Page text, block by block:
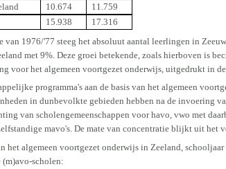
10.674
11.759
15.938
17.316
van 1976/'77 steeg het absoluut aantal leerlingen in
met 9%. Deze groei betekende, zoals hierboven is
voor het algemeen voortgezet onderwijs, uitgedrukt in
programma's aan de basis van het algemeen
in dunbevolkte gebieden hebben na de invoering
van scholengemeenschappen voor havo, vwo met
mavo's. De mate van concentratie blijkt uit het
het algemeen voortgezet onderwijs in Zeeland, schooljaar
scholen: